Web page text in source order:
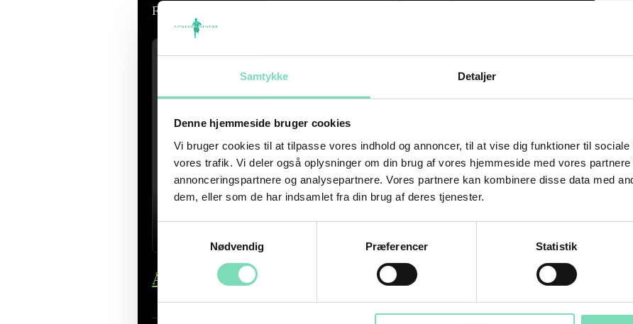
Samtykke Detaljer
Denne hjemmeside bruger cookies
Vi bruger cookies til at tilpasse vores indhold og annoncer, til at vise dig funktioner til
vores trafik. Vi deler også oplysninger om din brug af vores hjemmeside med vores
annonceringspartnere og analysepartnere. Vores partnere kan kombinere disse data med
dem, eller som de har indsamlet fra din brug af deres tjenester.
Nødvendig
Præferencer Statistik
Fitnessmentor.
Åbn videoen direkte